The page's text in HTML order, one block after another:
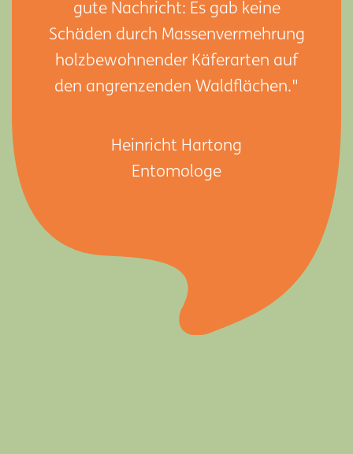
gute Nachricht: Es gab keine
Schäden durch Massenvermehrung
holzbewohnender Käferarten auf
den angrenzenden Waldflächen."
Heinricht Hartong
Entomologe